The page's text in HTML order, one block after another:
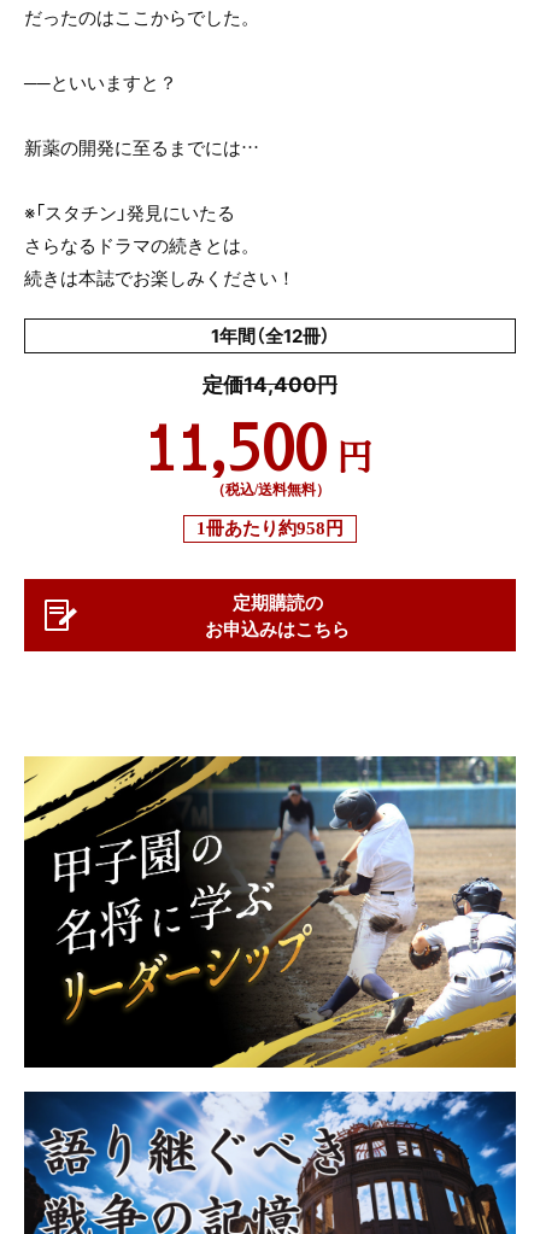
だったのはここからでした。
──といいますと？
新薬の開発に至るまでには…
※「スタチン」発見にいたる
さらなるドラマの続きとは。
続きは本誌でお楽しみください！
1年間（全12冊）
定価14,400円
11,500 円
（税込/送料無料）
1冊あたり約958円
定期購読の
お申込みはこちら